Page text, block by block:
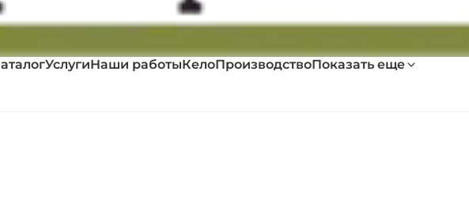
УслугиНаши работыКелоПроизводствоПоказать еще